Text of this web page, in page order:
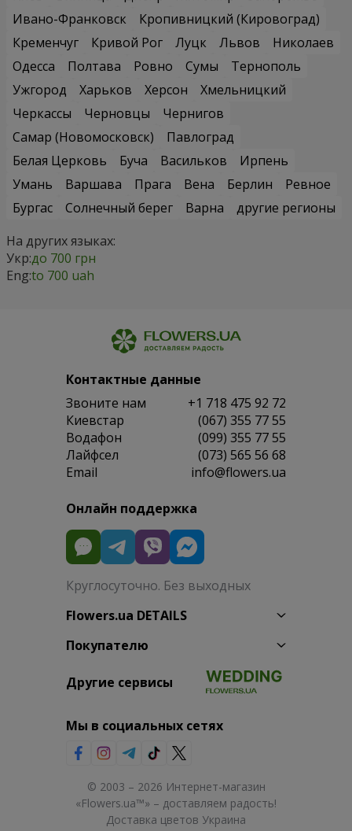
Ивано-Франковск
Кропивницкий (Кировоград)
Кременчуг
Кривой Рог Луцк Львов
Николаев
Одесса
Полтава Ровно Сумы
Тернополь
Ужгород
Харьков Херсон
Хмельницкий
Черкассы
Черновцы
Чернигов
Самар (Новомосковск)
Павлоград
Белая Церковь
Буча Васильков
Ирпень
Умань
Варшава Прага Вена Берлин
Ревное
Бургас
Солнечный берег Варна
другие регионы
На других языках:
Укр:до 700 грн
Eng:to 700 uah
Контактные данные
Звоните нам
+1 718 475 92 72
Киевстар
(067) 355 77 55
Водафон
(099) 355 77 55
Лайфсел
(073) 565 56 68
Email
info@flowers.ua
Онлайн поддержка
Круглосуточно. Без выходных
Flowers.ua DETAILS
Покупателю
Другие сервисы
Мы в социальных сетях
© 2003 – 2026 Интернет-магазин
«Flowers.ua™» – доставляем радость!
Доставка цветов Украина